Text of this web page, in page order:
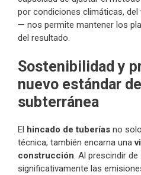
por condiciones climáticas,
— nos permite mantener los
del resultado.
Sostenibilidad y
nuevo estándar
subterránea
El hincado de tuberías no
técnica; también encarna una
construcción. Al prescindir
significativamente las